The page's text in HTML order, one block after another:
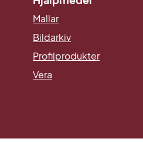
Mallar
BildarkivLänk till annan
Profilprodukter
Vera